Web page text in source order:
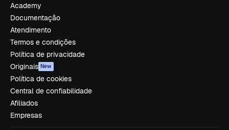
Academy
Documentação
Atendimento
Termos e condições
Política de privacidade
Originais New
Política de cookies
Central de confiabilidade
Afiliados
Empresas